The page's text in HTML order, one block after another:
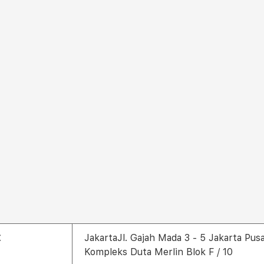
JakartaJl. Gajah Mada 3 - 5 Jakarta
Kompleks Duta Merlin Blok F / 10